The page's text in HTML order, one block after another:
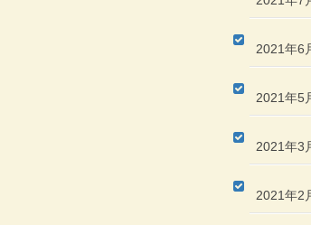
2021年6
2021年5
2021年3
2021年2